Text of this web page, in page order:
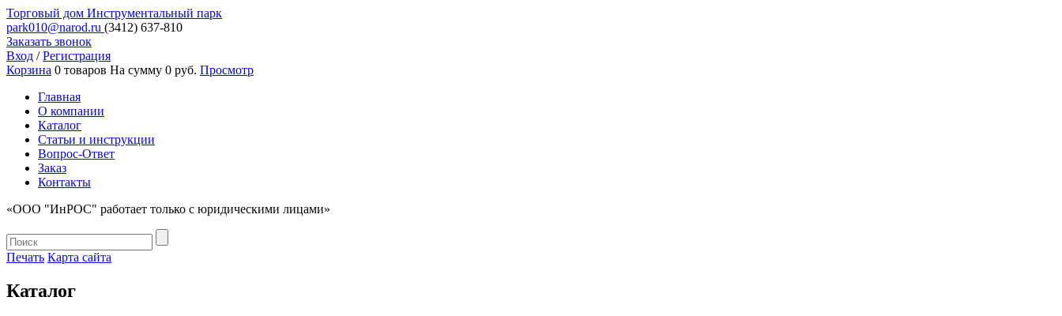
Торговый дом Инструментальный парк
park010@narod.ru (3412) 637-810
Заказать звонок
Вход /Регистрация
Корзина 0 товаров На сумму 0 руб. Просмотр
Главная
О компании
Каталог
Статьи и инструкции
Вопрос-Ответ
Заказ
Контакты
«ООО "ИнРОС" работает только с юридическими лицами»
Печать Карта сайта
Каталог